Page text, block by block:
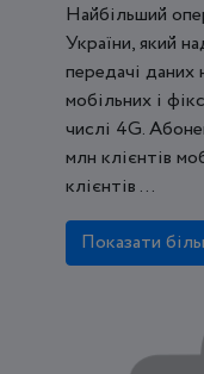
Найбільший
України, який
передачі даних
мобільних і
числі 4G.
млн клієнтів
клієнтів ...
Показати